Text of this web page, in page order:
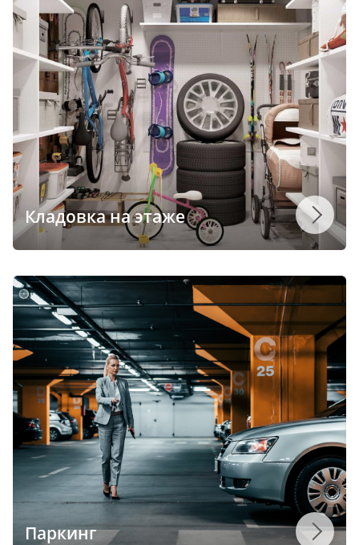
Кладовка на этаже
Паркинг